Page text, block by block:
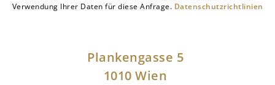
Verwendung Ihrer Daten für diese Anfrage. Datenschutzrichtlinien
Plankengasse 5
1010 Wien